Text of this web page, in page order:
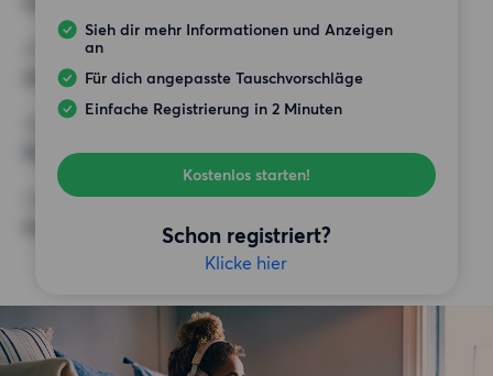
Sieh dir mehr Informationen und Anzeigen
an
Für dich angepasste Tauschvorschläge
Einfache Registrierung in 2 Minuten
Kostenlos starten!
Schon registriert?
Klicke hier
HÖCHSTMIETE (KALTMIETE)
600 EUR
Balkon,
SONSTIGE PRÄFERENZEN
Keine bestimmten Präferenzen